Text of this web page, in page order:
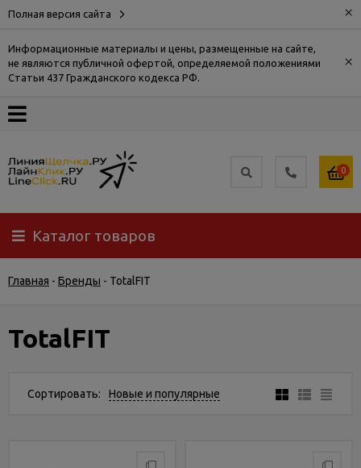
Полная версия сайта ×
Информационные материалы и цены, размещенные на сайте,
не являются публичной офертой, определяемой положениями
Статьи 437 Гражданского кодекса РФ.
×
О
Доставка
Самовывоз
Гарантия
сервис
0
Каталог товаров
Главная - Бренды - TotalFIT
TotalFIT
Сортировать: Новые и популярные